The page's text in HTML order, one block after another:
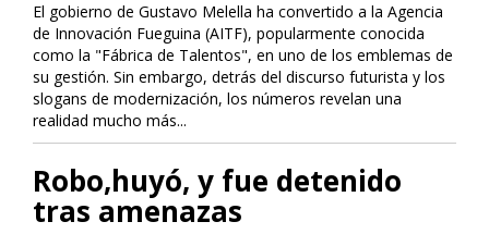
El gobierno de Gustavo Melella ha convertido a la Agencia
de Innovación Fueguina (AITF), popularmente conocida
como la "Fábrica de Talentos", en uno de los emblemas de
su gestión. Sin embargo, detrás del discurso futurista y los
slogans de modernización, los números revelan una
realidad mucho más...
Robo,huyó, y fue detenido
tras amenazas